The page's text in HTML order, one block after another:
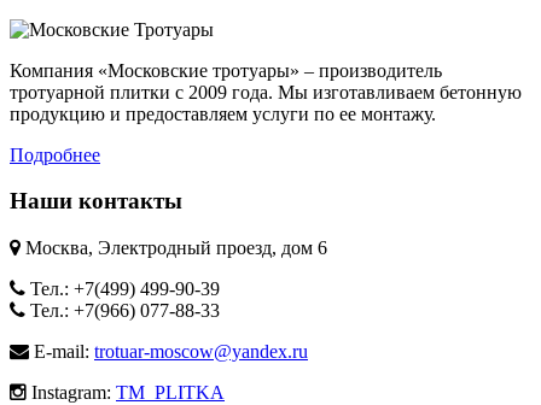
Компания «Московские тротуары» – производитель
тротуарной плитки с 2009 года. Мы изготавливаем бетонную
продукцию и предоставляем услуги по ее монтажу.
Подробнее
Наши контакты
Москва, Электродный проезд, дом 6
Тел.: +7(499) 499-90-39
Тел.: +7(966) 077-88-33
E-mail: trotuar-moscow@yandex.ru
Instagram: TM_PLITKA